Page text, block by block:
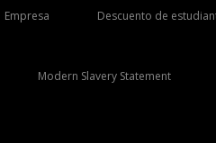
Empresa Descuento de
Modern Slavery Statement